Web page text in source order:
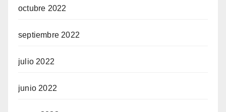
octubre 2022
septiembre 2022
julio 2022
junio 2022